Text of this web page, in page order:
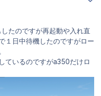
たのですが再起動や入れ直
１日中待機したのですがロー
ているのですがa350だけロ